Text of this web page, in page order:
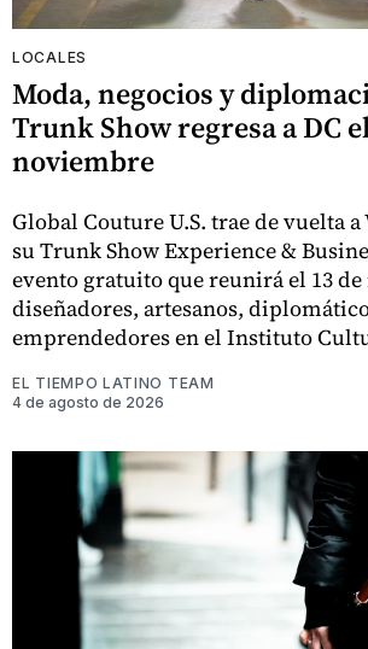
LOCALES
Moda, negocios y
Trunk Show regresa a DC
noviembre
Global Couture U.S. trae de vuelta a
su Trunk Show Experience &
evento gratuito que reunirá el 13
diseñadores, artesanos,
emprendedores en el Instituto
EL TIEMPO LATINO TEAM
4 de agosto de 2026